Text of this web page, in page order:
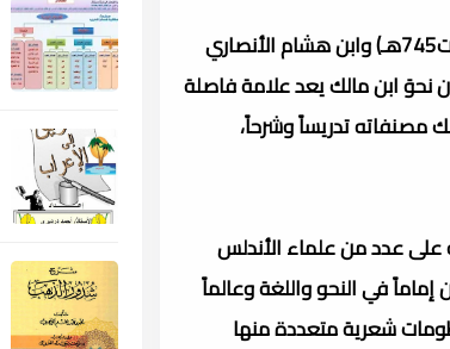
هو عالم لغوي كبير وأعظم نحوي في القرن السابع الهجري، وأثره في متأخري النحاة كأبي حيان الأندلسي (ت745هـ) وابن هشام الأنصاري
جاء بعده، بل إن نحوَ ابن مالك يعد علامة فاصلة
مصنفاته تدريساً وشرحاً،
على عدد من علماء الأندلس
في النحو واللغة وعالماً
شعرية متعددة منها